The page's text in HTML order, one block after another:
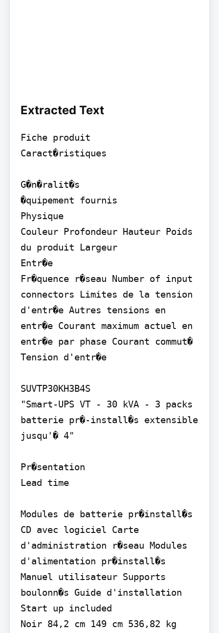
Extracted Text
Fiche produit
Caract�ristiques
G�n�ralit�s
�quipement fournis
Physique
Couleur Profondeur Hauteur Poids
du produit Largeur
Entr�e
Fr�quence r�seau Number of input
connectors Limites de la tension
d'entr�e Autres tensions en
entr�e Courant maximum actuel en
entr�e par phase Courant commut�
Tension d'entr�e
SUVTP30KH3B4S
"Smart-UPS VT - 30 kVA - 3 packs
batterie pr�-install�s extensible
jusqu'� 4"
Pr�sentation
Lead time
Modules de batterie pr�install�s
CD avec logiciel Carte
d'administration r�seau Modules
d'alimentation pr�install�s
Manuel utilisateur Supports
boulonn�s Guide d'installation
Start up included
Noir 84,2 cm 149 cm 536,82 kg